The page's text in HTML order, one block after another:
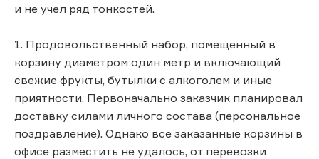
и не учел ряд тонкостей.
1. Продовольственный набор, помещенный в
корзину диаметром один метр и включающий
свежие фрукты, бутылки с алкоголем и иные
приятности. Первоначально заказчик планировал
доставку силами личного состава (персональное
поздравление). Однако все заказанные корзины в
офисе разместить не удалось, от перевозки